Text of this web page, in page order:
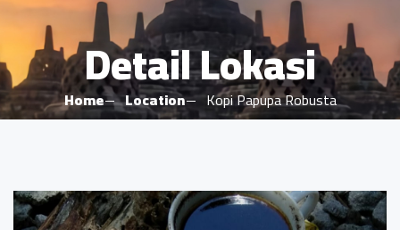
Detail Lokasi
Home Location Kopi Papupa Robusta